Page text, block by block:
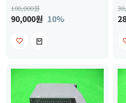
100,000원
90,000원 10%